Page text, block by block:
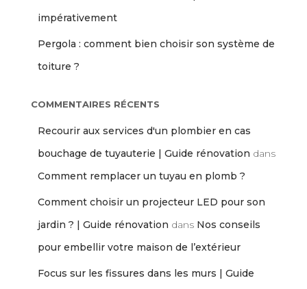
impérativement
Pergola : comment bien choisir son système de
toiture ?
COMMENTAIRES RÉCENTS
Recourir aux services d'un plombier en cas
bouchage de tuyauterie | Guide rénovation dans
Comment remplacer un tuyau en plomb ?
Comment choisir un projecteur LED pour son
jardin ? | Guide rénovation dans Nos conseils
pour embellir votre maison de l’extérieur
Focus sur les fissures dans les murs | Guide